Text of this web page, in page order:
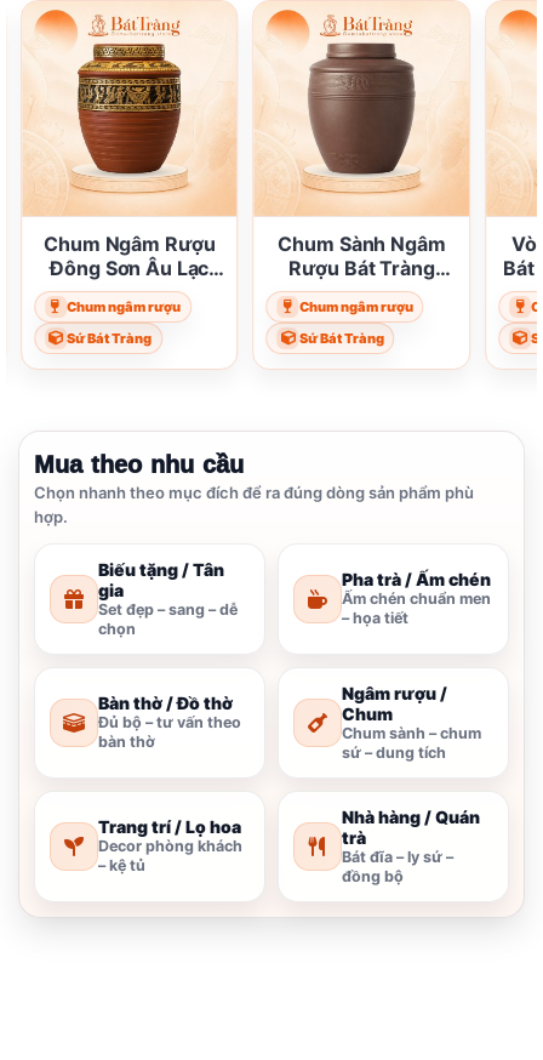
Chum Ngâm Rượu
Đông Sơn Âu Lạc
Dát Vàng ST-CR04
Chum ngâm rượu
Sứ Bát Tràng
Chum Sành Ngâm
Rượu Bát Tràng
Không Tráng Men
ST-CR03
Chum ngâm rượu
Sứ Bát Tràng
Vò
Bát
Vẽ
Mua theo nhu cầu
Chọn nhanh theo mục đích để ra đúng dòng sản phẩm phù
hợp.
Biếu tặng / Tân
gia
Set đẹp – sang – dễ
chọn
Pha trà / Ấm chén
Ấm chén chuẩn men
– họa tiết
Bàn thờ / Đồ thờ
Đủ bộ – tư vấn theo
bàn thờ
Ngâm rượu /
Chum
Chum sành – chum
sứ – dung tích
Trang trí / Lọ hoa
Decor phòng khách
– kệ tủ
Nhà hàng / Quán
trà
Bát đĩa – ly sứ –
đồng bộ